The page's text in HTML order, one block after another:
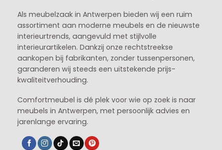
Als meubelzaak in Antwerpen bieden wij een ruim
assortiment aan moderne meubels en de nieuwste
interieurtrends, aangevuld met stijlvolle
interieurartikelen. Dankzij onze rechtstreekse
aankopen bij fabrikanten, zonder tussenpersonen,
garanderen wij steeds een uitstekende prijs-
kwaliteitverhouding.
Comfortmeubel is dé plek voor wie op zoek is naar
meubels in Antwerpen, met persoonlijk advies en
jarenlange ervaring.